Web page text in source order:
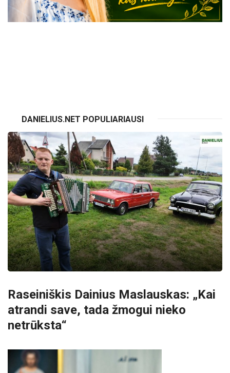
DANIELIUS.NET POPULIARIAUSI
Raseiniškis Dainius Maslauskas: „Kai
atrandi save, tada žmogui nieko
netrūksta“